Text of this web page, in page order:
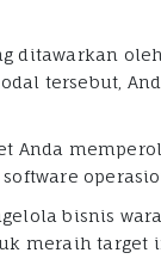
ditawarkan
tersebut,
Anda
bisnis
meraih target